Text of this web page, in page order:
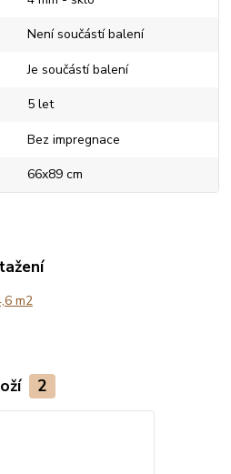
Není součástí balení
Je součástí balení
5 let
Bez impregnace
66x89 cm
m2
2